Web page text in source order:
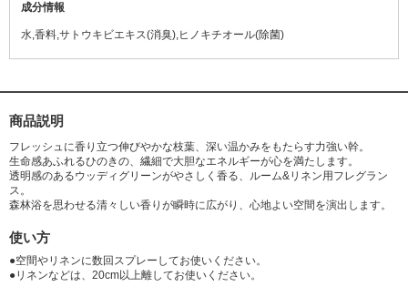
成分情報
水,香料,サトウキビエキス(消臭),ヒノキチオール(除菌)
商品説明
フレッシュに香り立つ伸びやかな枝葉、深い温かみをもたらす力強い幹。
生命感あふれるひのきの、繊細で大胆なエネルギーが心を満たします。
透明感のあるウッディグリーンがやさしく香る、ルーム&リネン用フレグラン
ス。
森林浴を思わせる清々しい香りが瞬時に広がり、心地よい空間を演出します。
使い方
●空間やリネンに数回スプレーしてお使いください。
●リネンなどは、20cm以上離してお使いください。